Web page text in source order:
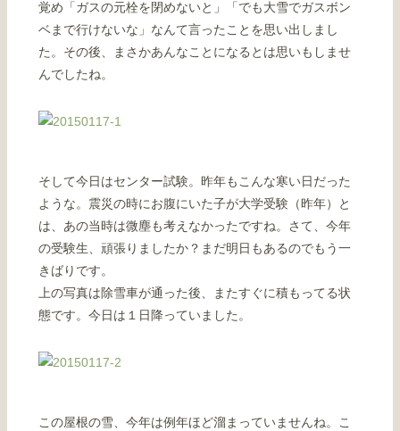
覚め「ガスの元栓を閉めないと」「でも大雪でガスボン
ベまで行けないな」なんて言ったことを思い出しまし
た。その後、まさかあんなことになるとは思いもしませ
んでしたね。
そして今日はセンター試験。昨年もこんな寒い日だった
ような。震災の時にお腹にいた子が大学受験（昨年）と
は、あの当時は微塵も考えなかったですね。さて、今年
の受験生、頑張りましたか？まだ明日もあるのでもう一
きばりです。
上の写真は除雪車が通った後、またすぐに積もってる状
態です。今日は１日降っていました。
この屋根の雪、今年は例年ほど溜まっていませんね。こ